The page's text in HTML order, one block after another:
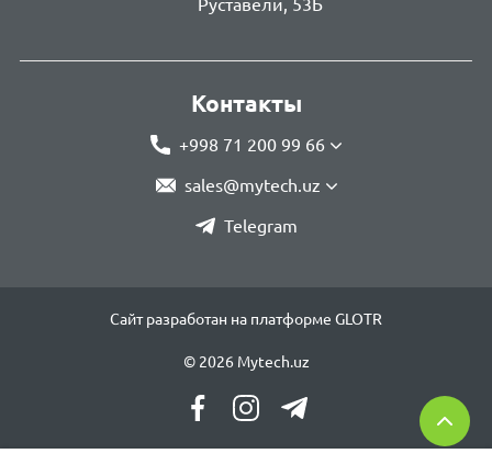
Руставели, 53Б
Контакты
+998 71 200 99 66
sales@mytech.uz
Telegram
Сайт разработан на платформе GLOTR
© 2026 Mytech.uz